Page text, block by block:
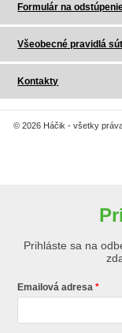
Formulár na
Všeobecné pravidlá
Kontakty
© 2026 Háčik - všetky
Prihláste sa na
Emailová adresa